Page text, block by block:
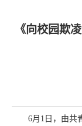
《向校园欺
6月1日，由共